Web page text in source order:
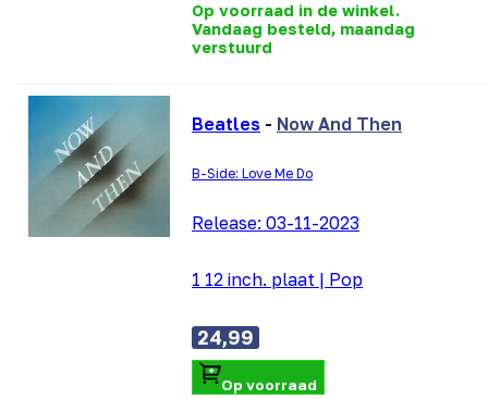
Op voorraad in de winkel.
Vandaag besteld, maandag
verstuurd
Beatles - Now And Then
B-Side: Love Me Do
Release: 03-11-2023
1 12 inch. plaat | Pop
24,99
Op voorraad